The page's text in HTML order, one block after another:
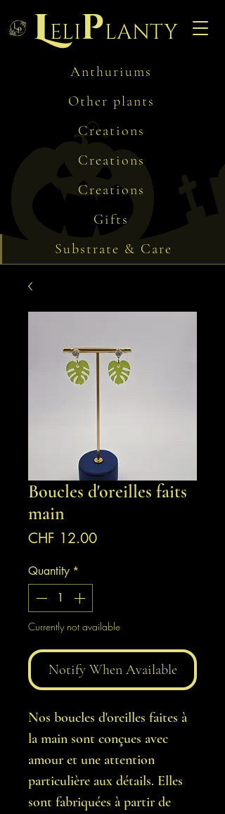
Leliplanty
Anthuriums
Other plants
Creations
Creations
Creations
Gifts
Substrate & Care
Boucles d'oreilles faits
main
CHF 12.00Price
Quantity *
Currently not available
Notify When Available
Nos boucles d'oreilles faites à
la main sont conçues avec
amour et une attention
particulière aux détails. Elles
sont fabriquées à partir de